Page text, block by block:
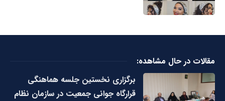
مقالات در حال مشاهده:
برگزاری نخستین جلسه هماهنگی
قرارگاه جوانی جمعیت در سازمان نظام